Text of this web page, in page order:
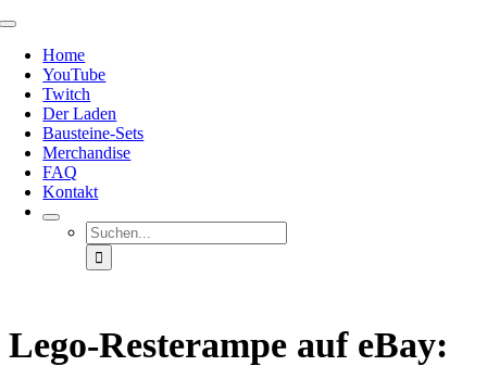
Zum
springen
Toggle
NavigationHome
YouTube
Twitch
Der Laden
Bausteine-Sets
Merchandise
FAQ
Kontakt
Suche
nach:
Lego-Resterampe auf eBay: